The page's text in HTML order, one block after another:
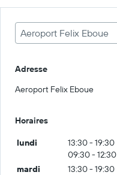
Aeroport Felix Eboue
Adresse
Aeroport Felix Eboue
Horaires
lundi
13:30 - 19:30
09:30 - 12:30
mardi
13:30 - 19:30